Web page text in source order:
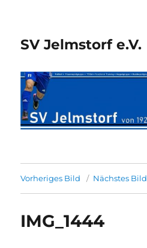
SV Jelmstorf e.V.
Vorheriges Bild Nächstes Bild
IMG_1444